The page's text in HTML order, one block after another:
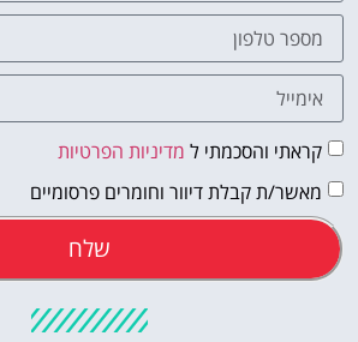
קראתי והסכמתי ל מדיניות הפרטיות
מאשר/ת קבלת דיוור וחומרים פרסומיים
שלח